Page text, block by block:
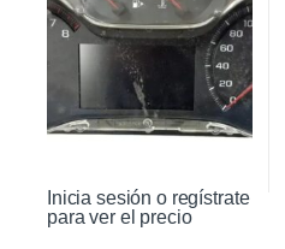
Inicia sesión o regístrate
para ver el precio